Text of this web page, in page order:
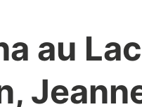
au